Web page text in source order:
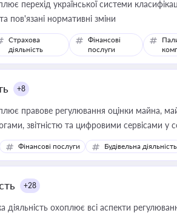
перехід української системи
пов'язані нормативні зміни
Страхова
діяльність
Фінансові
послуги
+8
правове регулювання оцінки майна,
звітністю та цифровими сервісами у
корисне для власника бізнесу,
майна, корпоративних угод і
Фінансові послуги Будівельна діяльність
+28
діяльність охоплює всі аспекти